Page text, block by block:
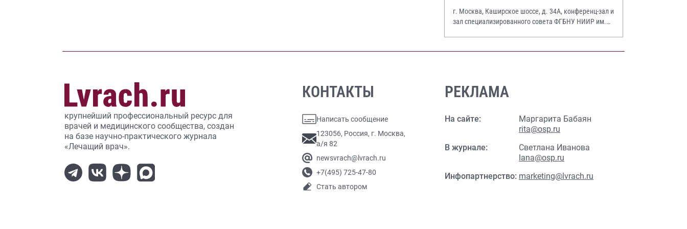
г. Москва, Каширское шоссе, д. 34А, конференц-зал и
зал специализированного совета ФГБНУ НИИР им.
крупнейший профессиональный ресурс для
врачей и медицинского сообщества, создан
на базе научно-практического журнала
«Лечащий врач».
КОНТАКТЫ
Написать сообщение
123056, Россия, г. Москва,
а/я 82
newsvrach@lvrach.ru
+7(495) 725-47-80
Стать автором
РЕКЛАМА
На сайте:
Маргарита Бабаян
rita@osp.ru
В журнале:
Светлана Иванова
lana@osp.ru
Инфопартнерство: marketing@lvrach.ru